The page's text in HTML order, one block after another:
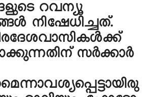
റവന്യൂ
നിഷേധിച്ചത്.
സർക്കാർ